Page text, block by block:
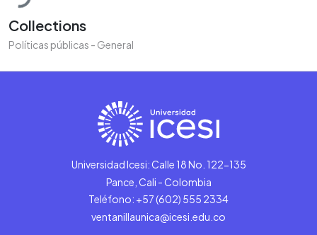
Collections
Políticas públicas - General
Universidad Icesi: Calle 18 No. 122-135
Pance, Cali - Colombia
Teléfono: +57 (602) 555 2334
ventanillaunica@icesi.edu.co